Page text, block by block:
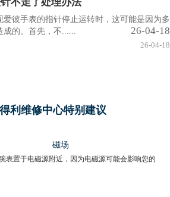
爱彼手表的指针停止运转时，这可能是因为多
成的。首先，不......
26-04-18
26-04-18
利维修中心特别建议
磁场
表置于电磁源附近，因为电磁源可能会影响您的